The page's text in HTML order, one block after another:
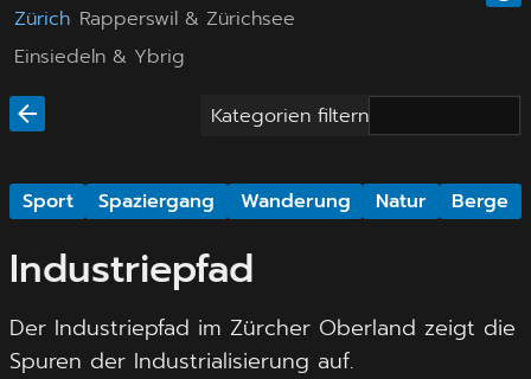
Zürich Rapperswil & Zürichsee
Einsiedeln & Ybrig
Kategorien filtern
Sport Spaziergang Wanderung Natur Berge
Industriepfad
Der Industriepfad im Zürcher Oberland zeigt die
Spuren der Industrialisierung auf.